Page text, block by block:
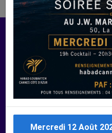
Manger Cacher
Liste des restaurants cacher
Restaurants cacher à Paris
Restaurants cacher à Deauville
Restaurants cacher à Marseille